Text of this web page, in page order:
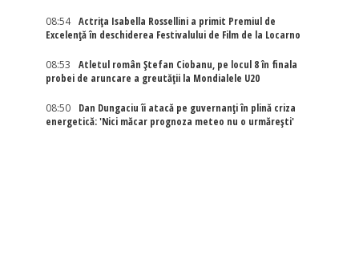
08:54
Actriţa Isabella Rossellini a primit Premiul de
Excelenţă în deschiderea Festivalului de Film de la Locarno
08:53
Atletul român Ștefan Ciobanu, pe locul 8 în finala
probei de aruncare a greutății la Mondialele U20
08:50
Dan Dungaciu îi atacă pe guvernanți în plină criza
energetică: 'Nici măcar prognoza meteo nu o urmărești'